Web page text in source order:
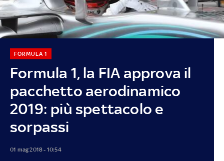
Formula 1, la FIA approva il
pacchetto aerodinamico
2019: più spettacolo e
sorpassi
FORMULA 1
01 mag 2018 - 10:54